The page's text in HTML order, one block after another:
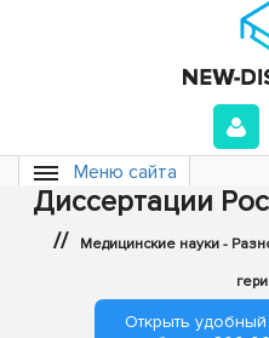
Меню сайта
Диссертации
// Медицинские науки -
Открыть удобный